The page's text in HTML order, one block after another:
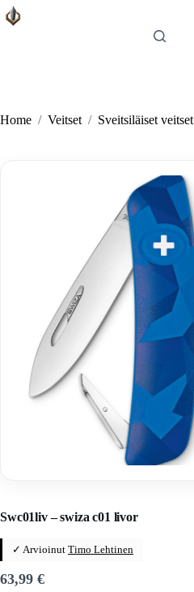
Skip
to
Home / Veitset / Sveitsiläiset veitset
Swc01liv – swiza c01 livor
✓ Arvioinut Timo Lehtinen
63,99 €